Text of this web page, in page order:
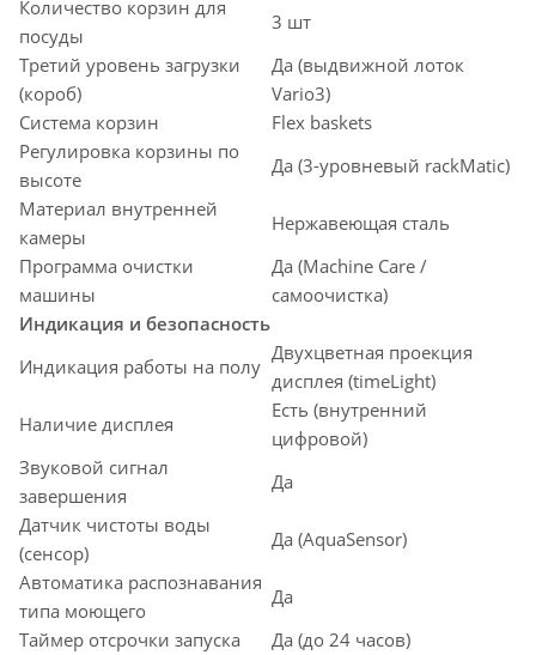
Количество корзин для
посуды
3 шт
Третий уровень загрузки
(короб)
Да (выдвижной лоток
Vario3)
Система корзин
Flex baskets
Регулировка корзины по
высоте
Да (3-уровневый rackMatic)
Материал внутренней
камеры
Нержавеющая сталь
Программа очистки
машины
Да (Machine Care /
самоочистка)
Индикация и безопасность
Индикация работы на полу
Двухцветная проекция
дисплея (timeLight)
Наличие дисплея
Есть (внутренний
цифровой)
Звуковой сигнал
завершения
Да
Датчик чистоты воды
(сенсор)
Да (AquaSensor)
Автоматика распознавания
типа моющего
Да
Таймер отсрочки запуска
Да (до 24 часов)